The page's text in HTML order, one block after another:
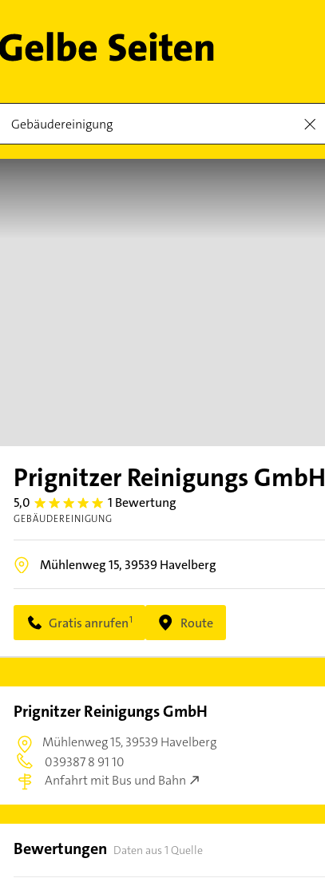
Prignitzer Reinigungs GmbH
5,0 5.0 1 Bewertung
GEBÄUDEREINIGUNG
Mühlenweg 15, 39539Havelberg
Gratis anrufen Route
Prignitzer Reinigungs GmbH
Mühlenweg 15,39539 Havelberg
039387 8 91 10
Anfahrt mit Bus und Bahn
Bewertungen Daten aus 1 Quelle